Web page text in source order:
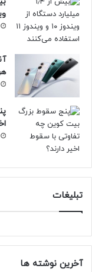
تبلیغات
آخرین نوشته ها